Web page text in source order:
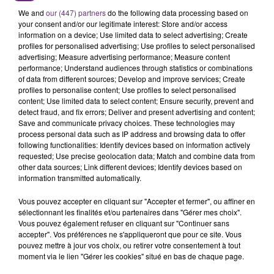
SI TOUT LE MONDE FAIT ÇA, MOI L'ANNÉE
PROCHAINE JE VENDANGE EN...
La vendange en Champagne a débuté ce jeudi 6
août dans la commune de Montgueux (Aube). Du
jamais vu !
L'INSPECTION DU TRAVAIL RAPPELLE À
We and our (447) partnersdo the following data processing based on
your consent and/or our legitimate interest: Store and/or access
information on a device; Use limited data to select advertising; Create
profiles for personalised advertising; Use profiles to select personalised
advertising; Measure advertising performance; Measure content
performance; Understand audiences through statistics or combinations
of data from different sources; Develop and improve services; Create
profiles to personalise content; Use profiles to select personalised
content; Use limited data to select content; Ensure security, prevent and
detect fraud, and fix errors; Deliver and present advertising and content;
Save and communicate privacy choices. These technologies may
process personal data such as IP address and browsing data to offer
following functionalities: Identify devices based on information actively
requested; Use precise geolocation data; Match and combine data from
other data sources; Link different devices; Identify devices based on
information transmitted automatically.
Vous pouvez accepter en cliquant sur "Accepter et fermer", ou affiner en
sélectionnant les finalités et/ou partenaires dans "Gérer mes choix".
Vous pouvez également refuser en cliquant sur "Continuer sans
accepter". Vos préférences ne s'appliqueront que pour ce site. Vous
pouvez mettre à jour vos choix, ou retirer votre consentement à tout
moment via le lien "Gérer les cookies" situé en bas de chaque page.